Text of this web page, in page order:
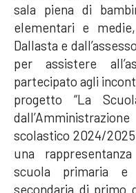
sala piena di
elementari e
Dallasta e
per assistere
partecipato agli
progetto “La
scolastico 2024/
una
scuola primaria
secondaria di primo